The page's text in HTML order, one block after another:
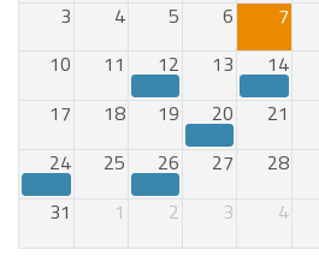
3
4 5 6 7
10
11 12 13 14
17
18 19 20 21
24
25 26 27 28
31
1 2 3 4